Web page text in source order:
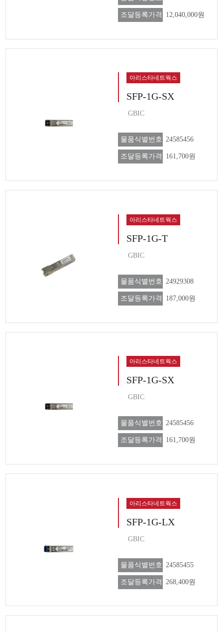
조달등록가격 12,040,000원
아리스타네트웍스
SFP-1G-SX
GBIC
물품식별번호 24585456
조달등록가격 161,700원
아리스타네트웍스
SFP-1G-T
GBIC
물품식별번호 24929308
조달등록가격 187,000원
아리스타네트웍스
SFP-1G-SX
GBIC
물품식별번호 24585456
조달등록가격 161,700원
아리스타네트웍스
SFP-1G-LX
GBIC
물품식별번호 24585455
조달등록가격 268,400원